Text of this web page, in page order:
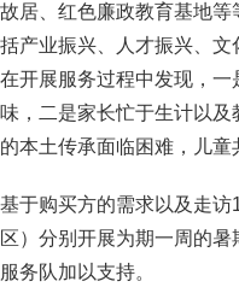
故居、红色廉政教育基地
括产业振兴、人才振兴、
在开展服务过程中发现，
味，二是家长忙于生计以
的本土传承面临困难，儿
基于购买方的需求以及走
区）分别开展为期一周的
服务队加以支持。